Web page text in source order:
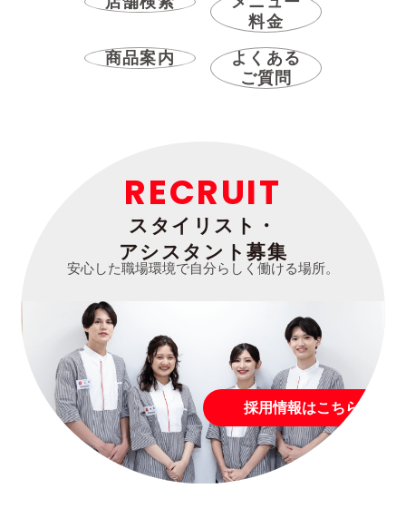
料金
商品案内
よくある
ご質問
RECRUIT
スタイリスト・
アシスタント募集
安心した職場環境で自分らしく働ける場所。
採用情報はこちら